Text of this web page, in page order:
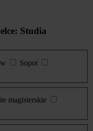
Studia
Sopot
magisterskie